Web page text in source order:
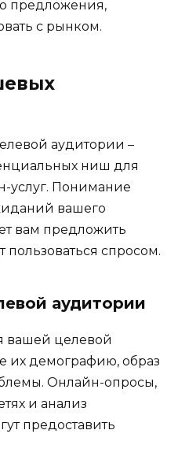
предложения,
с рынком.
аудитории –
ниш для
услуг. Понимание
вашего
вам предложить
спросом.
аудитории
вашей целевой
их демографию, образ
Онлайн-опросы,
и анализ
предоставить